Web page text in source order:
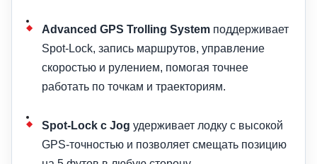
Advanced GPS Trolling System поддерживает
Spot-Lock, запись маршрутов, управление
скоростью и рулением, помогая точнее
работать по точкам и траекториям.
Spot-Lock с Jog удерживает лодку с высокой
GPS-точностью и позволяет смещать позицию